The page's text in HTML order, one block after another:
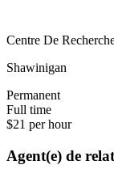
Centre De
Shawinigan
Permanent
Full time
$21 per hour
Agent(e) de